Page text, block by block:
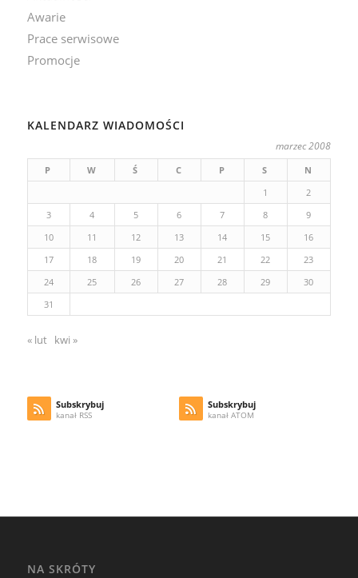
Awarie
Prace serwisowe
Promocje
KALENDARZ WIADOMOŚCI
marzec 2008
P W Ś C P S
N
1
2
3
4 5 6 7 8
9
10
11 12 13 14 15
16
17
18 19 20 21 22
23
24
25 26 27 28 29
30
31
« lut kwi »
Subskrybuj
kanał RSS
Subskrybuj
kanał ATOM
NA SKRÓTY